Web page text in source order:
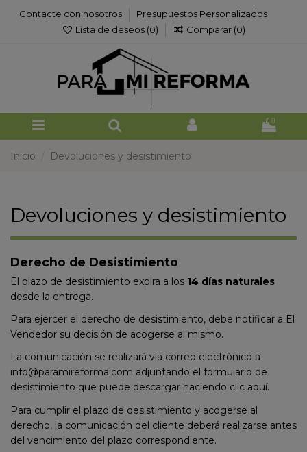
Contacte con nosotros
Presupuestos Personalizados
Lista de deseos (0) Comparar (0)
0
Inicio Devoluciones y desistimiento
Devoluciones y desistimiento
Derecho de Desistimiento
El plazo de desistimiento expira a los 14 días naturales
desde la entrega.
Para ejercer el derecho de desistimiento, debe notificar a El
Vendedor su decisión de acogerse al mismo.
La comunicación se realizará vía correo electrónico a
info@paramireforma.com adjuntando el formulario de
desistimiento que puede descargar haciendo clic aquí.
Para cumplir el plazo de desistimiento y acogerse al
derecho, la comunicación del cliente deberá realizarse antes
del vencimiento del plazo correspondiente.